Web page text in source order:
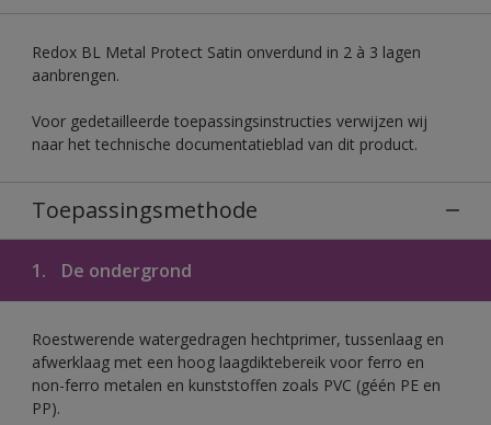
Redox BL Metal Protect Satin onverdund in 2 à 3 lagen
aanbrengen.
Voor gedetailleerde toepassingsinstructies verwijzen wij
naar het technische documentatieblad van dit product.
Toepassingsmethode
1. De ondergrond
Roestwerende watergedragen hechtprimer, tussenlaag en
afwerklaag met een hoog laagdiktebereik voor ferro en
non-ferro metalen en kunststoffen zoals PVC (géén PE en
PP).